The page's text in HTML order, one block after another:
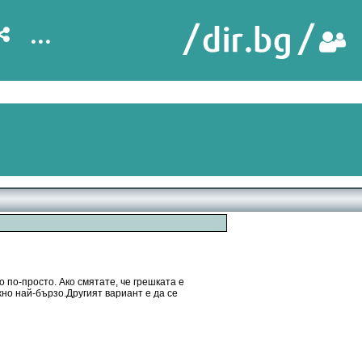
...
просто. Ако смятате, че грешката е
най-бързо.Другият вариант е да се